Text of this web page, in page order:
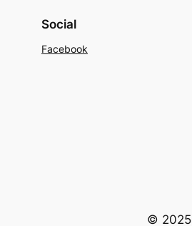
Social
Facebook
© 2025